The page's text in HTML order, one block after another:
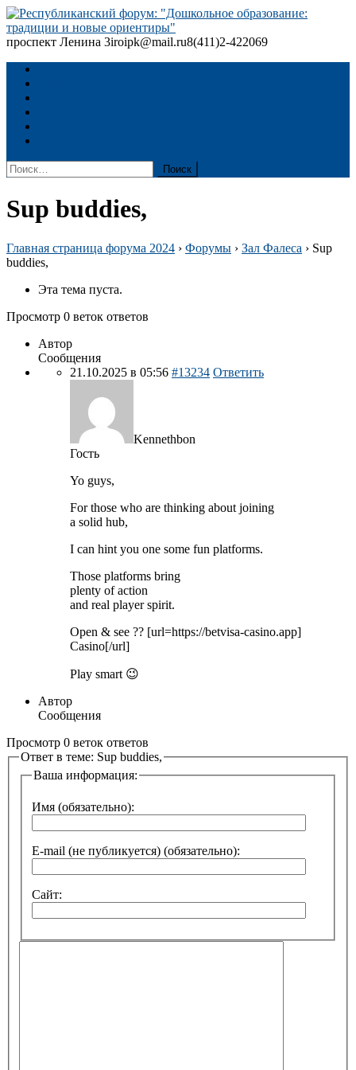
Skip
to
content
и новые ориентиры"
проспект Ленина 3iroipk@mail.ru8(411)2-422069
Найти:
Sup buddies,
Главная страница форума 2024 › Форумы › Зал Фалеса › Sup
buddies,
Эта тема пуста.
Просмотр 0 веток ответов
Автор
Сообщения
21.10.2025 в 05:56 #13234 Ответить
Kennethbon
Гость
Yo guys,
For those who are thinking about joining
a solid hub,
I can hint you one some fun platforms.
Those platforms bring
plenty of action
and real player spirit.
Open & see ?? [url=https://betvisa-casino.app]
Casino[/url]
Play smart 😉
Автор
Сообщения
Просмотр 0 веток ответов
Ответ в теме: Sup buddies,
Ваша информация:
Имя (обязательно):
E-mail (не публикуется) (обязательно):
Сайт: